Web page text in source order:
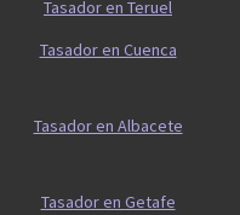
Tasador en Teruel
Tasador en Cuenca
Tasador en Albacete
Tasador en Getafe